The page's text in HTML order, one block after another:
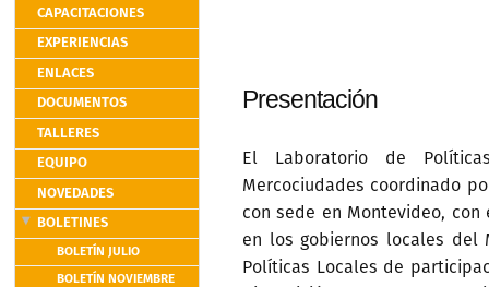
CAPACITACIONES
EXPERIENCIAS
ENLACES
DOCUMENTOS
TALLERES
EQUIPO
NOVEDADES
BOLETINES
BOLETÍN JULIO
BOLETÍN NOVIEMBRE
Presentación
El Laboratorio de
Mercociudades coordinado
con sede en Montevideo,
en los gobiernos locales del
Políticas Locales de